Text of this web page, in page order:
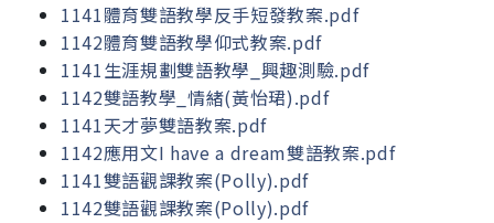
1141體育雙語教學反手短發教案.pdf
1142體育雙語教學仰式教案.pdf
1141生涯規劃雙語教學_興趣測驗.pdf
1142雙語教學_情緒(黃怡珺).pdf
1141天才夢雙語教案.pdf
1142應用文I have a dream雙語教案.pdf
1141雙語觀課教案(Polly).pdf
1142雙語觀課教案(Polly).pdf